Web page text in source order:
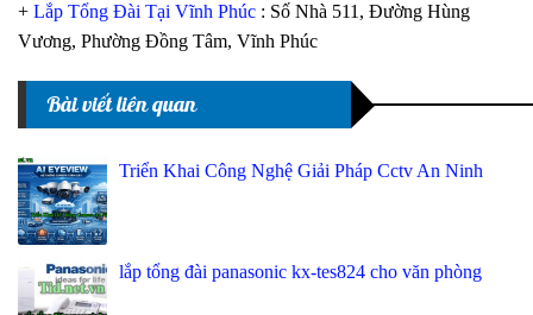
+ Lắp Tổng Đài Tại Vĩnh Phúc : Số Nhà 511, Đường Hùng
Vương, Phường Đồng Tâm, Vĩnh Phúc
Bài viết liên quan
Triển Khai Công Nghệ Giải Pháp Cctv An Ninh
lắp tổng đài panasonic kx-tes824 cho văn phòng